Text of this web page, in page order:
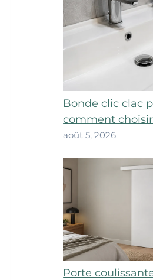
Bonde clic clac
comment
août 5, 2026
Porte